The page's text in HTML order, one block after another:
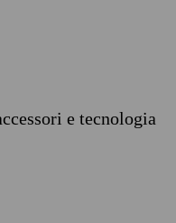
e tecnologia